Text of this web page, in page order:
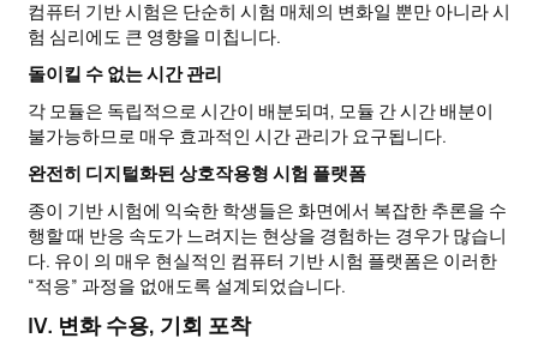
컴퓨터 기반 시험은 단순히 시험 매체의 변화일 뿐만 아니라 시
험 심리에도 큰 영향을 미칩니다.
돌이킬 수 없는 시간 관리
각 모듈은 독립적으로 시간이 배분되며, 모듈 간 시간 배분이
불가능하므로 매우 효과적인 시간 관리가 요구됩니다.
완전히 디지털화된 상호작용형 시험 플랫폼
종이 기반 시험에 익숙한 학생들은 화면에서 복잡한 추론을 수
행할 때 반응 속도가 느려지는 현상을 경험하는 경우가 많습니
다. 유이 의 매우 현실적인 컴퓨터 기반 시험 플랫폼은 이러한
“적응” 과정을 없애도록 설계되었습니다.
IV. 변화 수용, 기회 포착